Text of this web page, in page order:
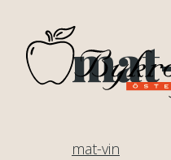
mat-vin